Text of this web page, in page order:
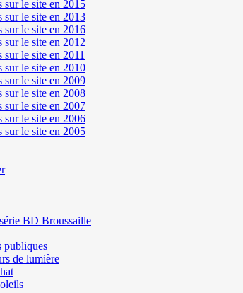
sur le site en 2015
sur le site en 2013
sur le site en 2016
sur le site en 2012
le site en 2011
sur le site en 2010
sur le site en 2009
sur le site en 2008
sur le site en 2007
sur le site en 2006
sur le site en 2005
BD Broussaille
publiques
de lumière